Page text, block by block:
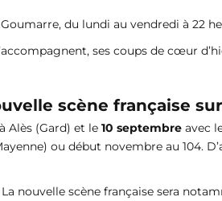
du lundi au vendredi à 22
ses coups de cœur
scène française
à Alès (Gard) et le 10 septembre avec
ou début novembre au 104.
nouvelle scène française sera